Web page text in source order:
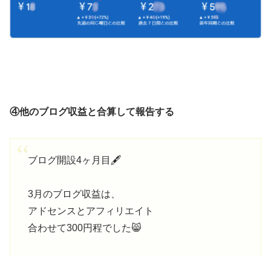
④他のブログ収益と合算して報告する
ブログ開設4ヶ月目🖋️
3月のブログ収益は、
アドセンスとアフィリエイト
合わせて300円程でした😸